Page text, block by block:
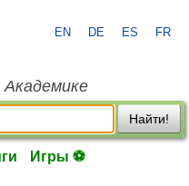
EN DE ES FR
Академике
Найти!
Игры ⚽